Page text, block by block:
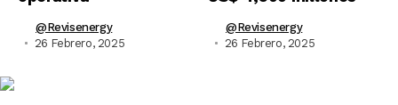
@revisenergy
26 Febrero, 2025
@revisenergy
26 Febrero, 2025